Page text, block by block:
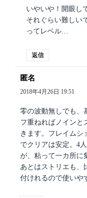
いやいや！開眼し
それぐらい難しい
ってレベル…
返信
匿名
り:
2018年4月26日 19:51
零の波動無しでも、
フ重ねればノインと
きます。フレイムシ
でクリアは安定。4
が、粘って一カ所に
あとはストリエも、
付けれるので使いや